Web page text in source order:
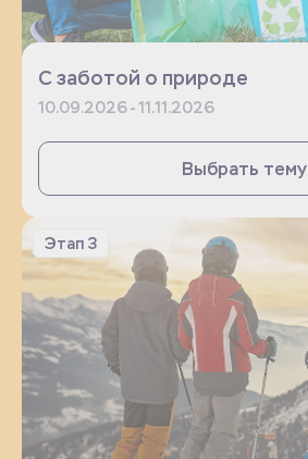
С заботой о природе
10.09.2026 - 11.11.2026
Выбрать тему
Этап 3